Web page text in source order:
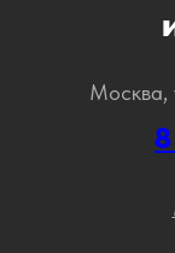
Москва,